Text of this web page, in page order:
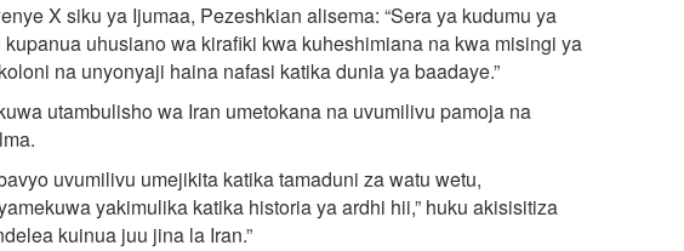
X siku ya Ijumaa, Pezeshkian alisema: “Sera ya kudumu ya
uhusiano wa kirafiki kwa kuheshimiana na kwa misingi ya
na unyonyaji haina nafasi katika dunia ya baadaye.”
utambulisho wa Iran umetokana na uvumilivu pamoja na
uvumilivu umejikita katika tamaduni za watu wetu,
yakimulika katika historia ya ardhi hii,” huku akisisitiza
kuinua juu jina la Iran.”